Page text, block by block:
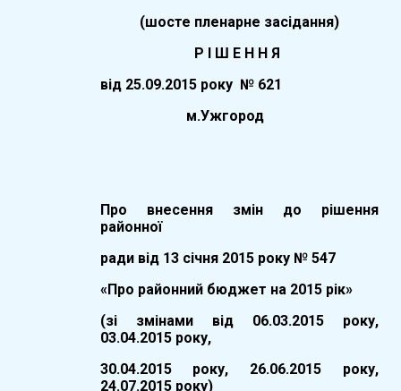
(шосте пленарне засідання)
Р І Ш Е Н Н Я
вiд 25.09.2015 року № 621
м.Ужгород
Про внесення змін до рішення
районної
ради від 13 січня 2015 року № 547
«Про районний бюджет на 2015 рік»
(зі змінами від 06.03.2015 року,
03.04.2015 року,
30.04.2015 року, 26.06.2015 року,
24.07.2015 року)